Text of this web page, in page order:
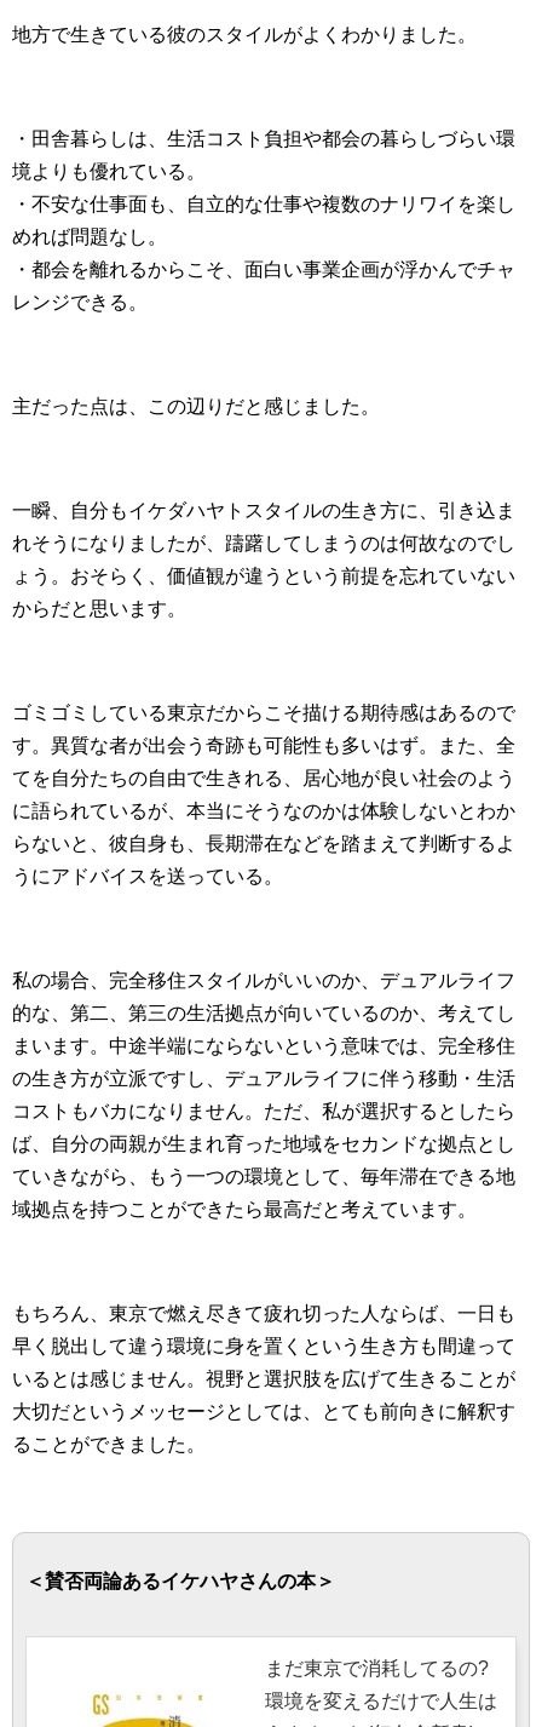
地方で生きている彼のスタイルがよくわかりました。
・田舎暮らしは、生活コスト負担や都会の暮らしづらい環
境よりも優れている。
・不安な仕事面も、自立的な仕事や複数のナリワイを楽し
めれば問題なし。
・都会を離れるからこそ、面白い事業企画が浮かんでチャ
レンジできる。
主だった点は、この辺りだと感じました。
一瞬、自分もイケダハヤトスタイルの生き方に、引き込ま
れそうになりましたが、躊躇してしまうのは何故なのでし
ょう。おそらく、価値観が違うという前提を忘れていない
からだと思います。
ゴミゴミしている東京だからこそ描ける期待感はあるので
す。異質な者が出会う奇跡も可能性も多いはず。また、全
てを自分たちの自由で生きれる、居心地が良い社会のよう
に語られているが、本当にそうなのかは体験しないとわか
らないと、彼自身も、長期滞在などを踏まえて判断するよ
うにアドバイスを送っている。
私の場合、完全移住スタイルがいいのか、デュアルライフ
的な、第二、第三の生活拠点が向いているのか、考えてし
まいます。中途半端にならないという意味では、完全移住
の生き方が立派ですし、デュアルライフに伴う移動・生活
コストもバカになりません。ただ、私が選択するとしたら
ば、自分の両親が生まれ育った地域をセカンドな拠点とし
ていきながら、もう一つの環境として、毎年滞在できる地
域拠点を持つことができたら最高だと考えています。
もちろん、東京で燃え尽きて疲れ切った人ならば、一日も
早く脱出して違う環境に身を置くという生き方も間違って
いるとは感じません。視野と選択肢を広げて生きることが
大切だというメッセージとしては、とても前向きに解釈す
ることができました。
＜賛否両論あるイケハヤさんの本＞
まだ東京で消耗してるの?
環境を変えるだけで人生は